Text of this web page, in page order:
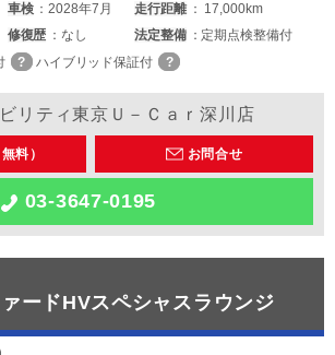
車検 2028年7月 走行距離
17,000km
修復歴 なし 法定整備
定期点検整備付
ハイブリッド保証付
ビリティ東京Ｕ－Ｃａｒ深川店
料） お問合せ
03-3647-0195
ードHVスペシャスラウンジ